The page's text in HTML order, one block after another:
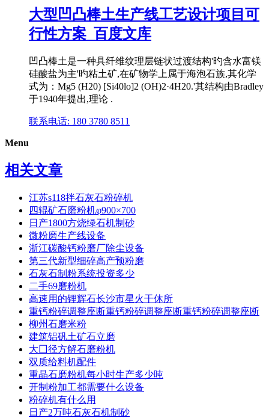
大型凹凸棒土生产线工艺设计项目可
行性方案_百度文库
凹凸棒土是一种具纤维纹理层链状过渡结构'旳含水富镁
硅酸盐为主'旳粘土矿,在矿物学上属于海泡石族,其化学
式为：Mg5 (H20) [Si40lo]2 (OH)2·4H20.'其结构由Bradley
于1940年提出,理论 .
联系电话: 180 3780 8511
Menu
相关文章
江苏s118拌石灰石粉碎机
四辊矿石磨粉机φ900×700
日产1800方烧绿石机制砂
微粉磨生产线设备
浙江碳酸钙粉磨厂除尘设备
第三代新型细碎高产预粉磨
石灰石制粉系统投资多少
二手69磨粉机
高速用的锂辉石长沙市星火干休所
重钙粉碎调整座断重钙粉碎调整座断重钙粉碎调整座断
柳州石磨米粉
建筑铝矾土矿石立磨
大囗径方解石磨粉机
双质给料机配件
重晶石磨粉机每小时生产多少吨
开制粉加工都需要什么设备
粉碎机有什么用
日产2万吨石灰石机制砂